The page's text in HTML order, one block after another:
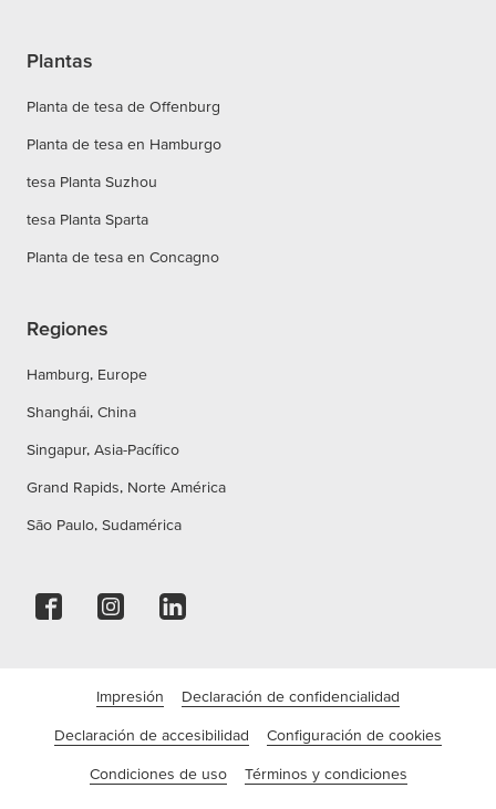
Plantas
Planta de tesa de Offenburg
Planta de tesa en Hamburgo
tesa Planta Suzhou
tesa Planta Sparta
Planta de tesa en Concagno
Regiones
Hamburg, Europe
Shanghái, China
Singapur, Asia-Pacífico
Grand Rapids, Norte América
São Paulo, Sudamérica
Impresión Declaración de confidencialidad
Declaración de accesibilidad Configuración de cookies
Condiciones de uso Términos y condiciones